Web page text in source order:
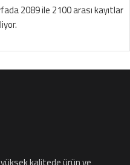
2089 ile 2100 arası kayıtlar